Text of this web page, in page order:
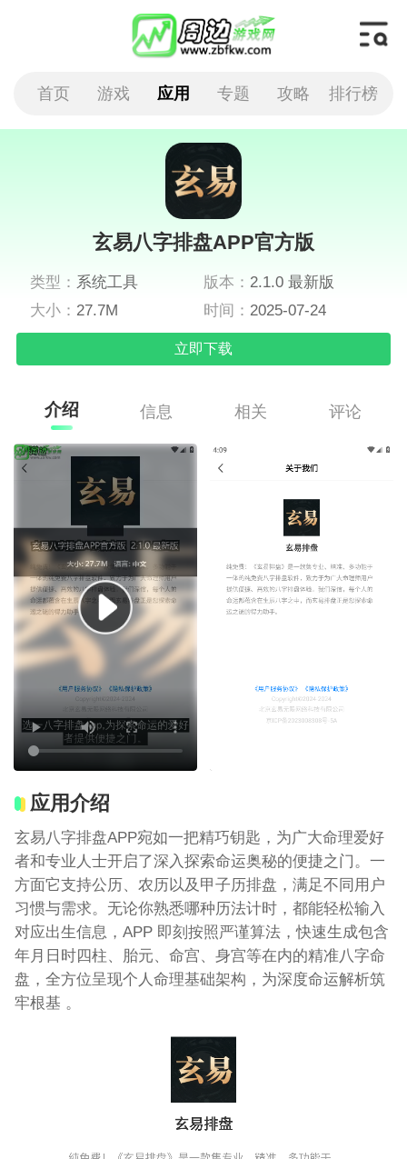
首页 游戏 应用 专题 攻略 排行榜
玄易八字排盘APP官方版
类型： 系统工具 版本： 2.1.0 最新版
大小： 27.7M 时间： 2025-07-24
立即下载
介绍 信息 相关 评论
应用介绍
玄易八字排盘APP宛如一把精巧钥匙，为广大命理爱好
者和专业人士开启了深入探索命运奥秘的便捷之门。一
方面它支持公历、农历以及甲子历排盘，满足不同用户
习惯与需求。无论你熟悉哪种历法计时，都能轻松输入
对应出生信息，APP 即刻按照严谨算法，快速生成包含
年月日时四柱、胎元、命宫、身宫等在内的精准八字命
盘，全方位呈现个人命理基础架构，为深度命运解析筑
牢根基 。